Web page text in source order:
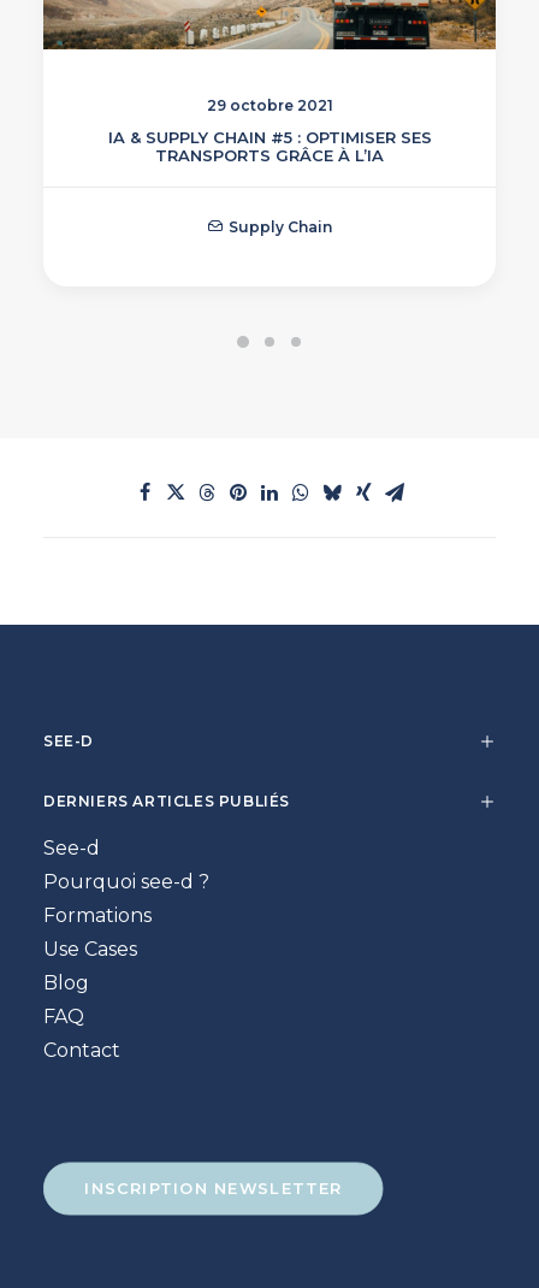
29 octobre 2021
IA & SUPPLY CHAIN #5 : OPTIMISER SES
TRANSPORTS GRÂCE À L’IA
Supply Chain
SEE-D
DERNIERS ARTICLES PUBLIÉS
See-d
Pourquoi see-d ?
Formations
Use Cases
Blog
FAQ
Contact
INSCRIPTION NEWSLETTER